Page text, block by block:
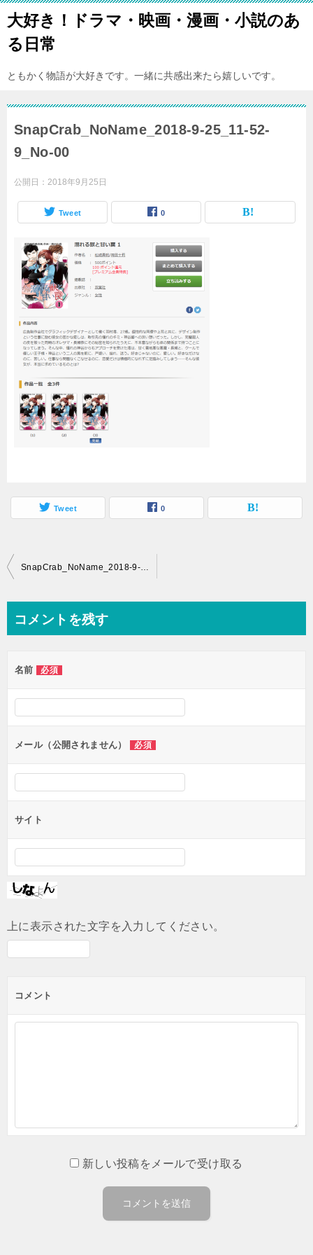
大好き！ドラマ・映画・漫画・小説のあ
る日常
ともかく物語が大好きです。一緒に共感出来たら嬉しいです。
SnapCrab_NoName_2018-9-25_11-52-
9_No-00
公開日： 2018年9月25日
Tweet 0
Tweet 0
投
ビ
ー
シ
ン
SnapCrab_NoName_2018-9-25_11-52-9_No-00
コメントを残す
名前 必須
メール（公開されません） 必須
サイト
上に表示された文字を入力してください。
コメント
新しい投稿をメールで受け取る